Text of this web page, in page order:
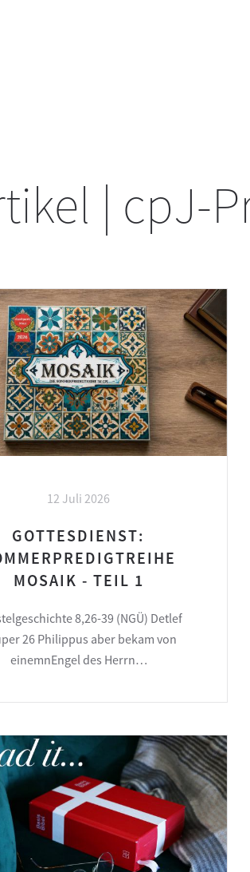
| cpJ-
12 Juli 2026
GOTTESDIENST:
MOSAIK - TEIL 1
8,26-39 (NGÜ) Detlef
26 Philippus aber bekam von
einemnEngel des Herrn…